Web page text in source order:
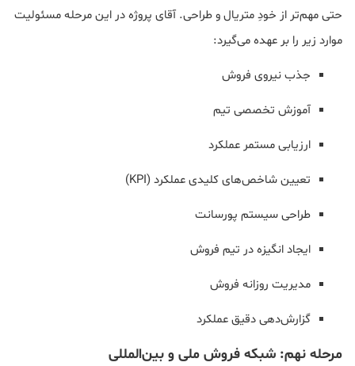
حتی مهم‌تر از خودِ متریال و طراحی. آقای پروژه در این مرحله مسئولیت
موارد زیر را بر عهده می‌گیرد:
جذب نیروی فروش
آموزش تخصصی تیم
ارزیابی مستمر عملکرد
تعیین شاخص‌های کلیدی عملکرد (KPI)
طراحی سیستم پورسانت
ایجاد انگیزه در تیم فروش
مدیریت روزانه فروش
گزارش‌دهی دقیق عملکرد
مرحله نهم: شبکه فروش ملی و بین‌المللی